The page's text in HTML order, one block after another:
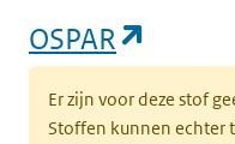
OSPAR
Er zijn voor deze stof
Stoffen kunnen echter